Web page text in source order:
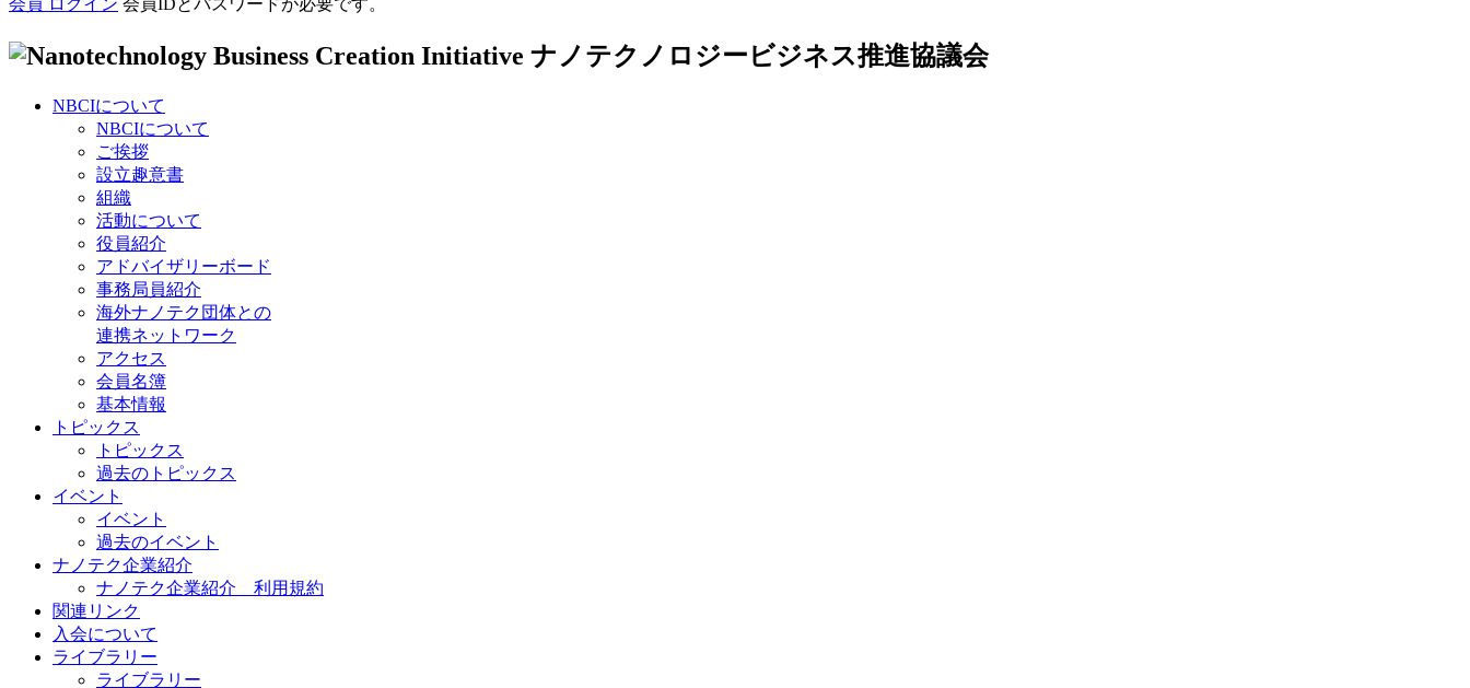
ナノテクノロジービジネス推進協議会
NBCIについて
NBCIについて
ご挨拶
設立趣意書
組織
活動について
役員紹介
アドバイザリーボード
事務局員紹介
海外ナノテク団体との
連携ネットワーク
アクセス
会員名簿
基本情報
トピックス
トピックス
過去のトピックス
イベント
イベント
過去のイベント
ナノテク企業紹介
ナノテク企業紹介 利用規約
関連リンク
入会について
ライブラリー
ライブラリー